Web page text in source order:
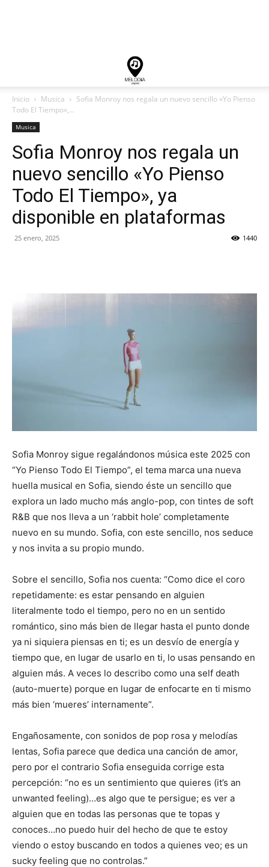
Inicio Musica
Sofia Monroy nos regala un nuevo sencillo «Yo Pienso
Todo El Tiempo»,...
Musica
Sofia Monroy nos regala un
nuevo sencillo «Yo Pienso
Todo El Tiempo», ya
disponible en plataformas
25 enero, 2025 1440
Sofia Monroy sigue regalándonos música este 2025 con
“Yo Pienso Todo El Tiempo”, el tema marca una nueva
huella musical en Sofia, siendo éste un sencillo que
explora un lado mucho más anglo-pop, con tintes de soft
R&B que nos lleva a un ‘rabbit hole’ completamente
nuevo en su mundo. Sofia, con este sencillo, nos seduce
y nos invita a su propio mundo.
Sobre el sencillo, Sofia nos cuenta: “Como dice el coro
repetidamente: es estar pensando en alguien
literalmente todo el tiempo, pero no en un sentido
romántico, sino más bien de llegar hasta el punto donde
ya ni siquiera piensas en ti; es un desvío de energía y
tiempo que, en lugar de usarlo en ti, lo usas pensando en
alguien más. A veces lo describo como una self death
(auto-muerte) porque en lugar de enfocarte en ti mismo
más bien ‘mueres’ internamente”.
Engañosamente, con sonidos de pop rosa y melodías
lentas, Sofia parece que dedica una canción de amor,
pero por el contrario Sofia enseguida corrige esta
percepción: “no es un sentimiento que quieres (it’s an
unwanted feeling)…es algo que te persigue; es ver a
alguien que en todas las personas que te topas y
conoces…no puedo huir del hecho de que te estoy
viendo o estoy buscando en todos a quienes veo; es un
sucky feeling que no controlas.”